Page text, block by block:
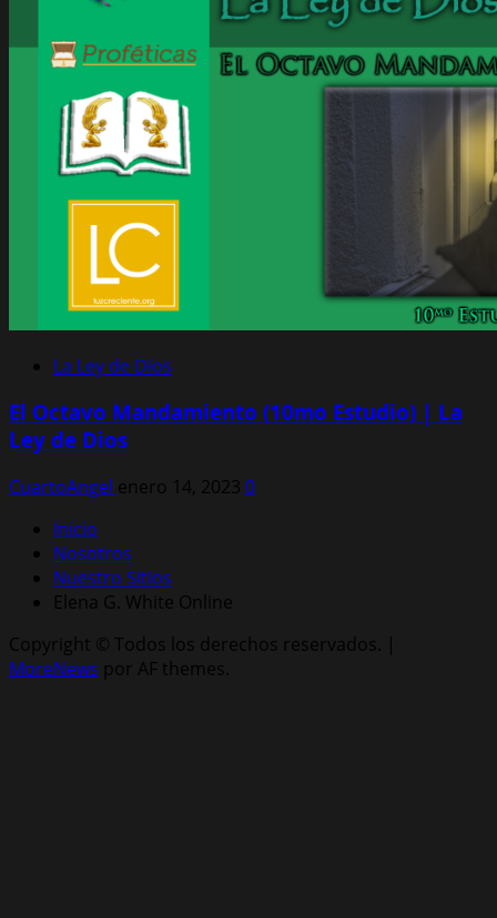
La Ley de Dios
El Octavo Mandamiento (10mo Estudio) | La
Ley de Dios
CuartoAngel enero 14, 2023 0
Inicio
Nosotros
Nuestro Sitios
Elena G. White Online
Copyright © Todos los derechos reservados. |
MoreNews por AF themes.